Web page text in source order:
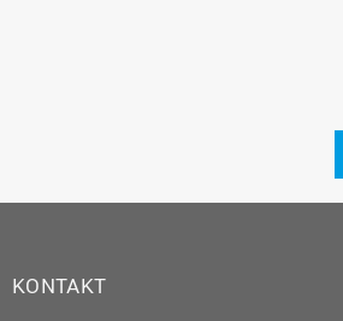
KONTAKT